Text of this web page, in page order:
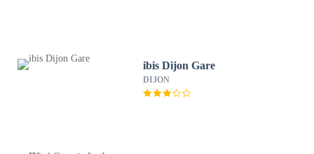
ibis Dijon Gare
DIJON